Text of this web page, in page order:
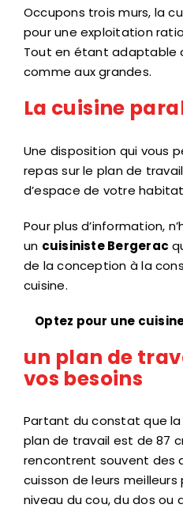
pour une exploitation
Tout en étant adaptable
comme aux grandes.
La cuisine
repas sur le plan de
d’espace de votre
uncuisiniste Bergerac
de la conception à la
cuisine.
un plan de
vos besoins
plan de travail est de 87
rencontrent souvent des
cuisson de leurs meilleurs
niveau du cou, du dos ou